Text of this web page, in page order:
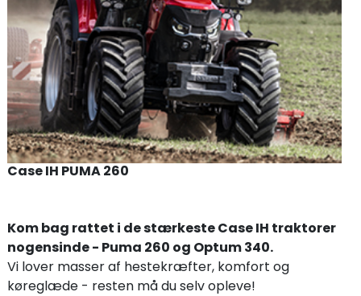
Case IH PUMA 260
Kom bag rattet i de stærkeste Case IH traktorer
nogensinde - Puma 260 og Optum 340.
Vi lover masser af hestekræfter, komfort og
køreglæde - resten må du selv opleve!